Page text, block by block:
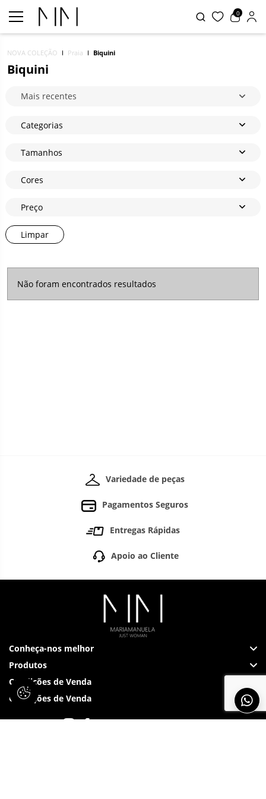
0
NOVA COLEÇÃO Praia Biquini
Biquini
Categorias
Tamanhos
Cores
Preço
Limpar
Mais recentes
Não foram encontrados resultados
Variedade de peças
Pagamentos Seguros
Entregas Rápidas
Apoio ao Cliente
Conheça-nos melhor
Produtos
Condições de Venda
Condições de Venda